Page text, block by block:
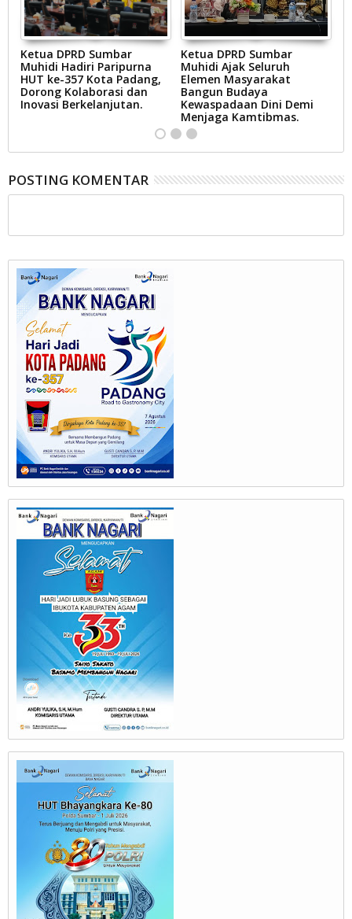
Ketua DPRD Sumbar
Muhidi Hadiri Paripurna
HUT ke-357 Kota Padang,
Dorong Kolaborasi dan
Inovasi Berkelanjutan.
Ketua DPRD Sumbar
Muhidi Ajak Seluruh
Elemen Masyarakat
Bangun Budaya
Kewaspadaan Dini Demi
Menjaga Kamtibmas.
POSTING KOMENTAR